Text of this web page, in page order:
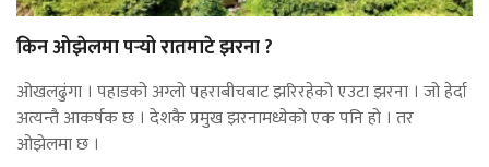
किन ओझेलमा पर्‍यो रातमाटे झरना ?
ओखलढुंगा । पहाडको अग्लो पहराबीचबाट झरिरहेको एउटा झरना । जो हेर्दा
अत्यन्तै आकर्षक छ । देशकै प्रमुख झरनामध्येको एक पनि हो । तर
ओझेलमा छ ।